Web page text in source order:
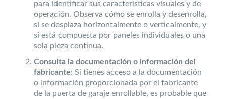
para identificar sus características visuales y de
operación. Observa cómo se enrolla y desenrolla,
si se desplaza horizontalmente o verticalmente, y
si está compuesta por paneles individuales o una
sola pieza continua.
Consulta la documentación o información del
fabricante: Si tienes acceso a la documentación
o información proporcionada por el fabricante
de la puerta de garaje enrollable, es probable que